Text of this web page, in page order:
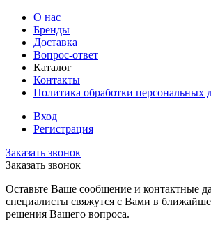
О нас
Бренды
Доставка
Вопрос-ответ
Каталог
Контакты
Политика обработки персональных
Вход
Регистрация
Заказать звонок
Заказать звонок
Оставьте Ваше сообщение и контактные
специалисты свяжутся с Вами в
решения Вашего вопроса.